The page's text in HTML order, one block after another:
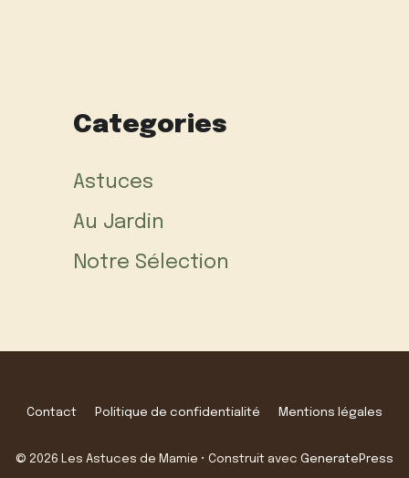
Categories
Astuces
Au Jardin
Notre Sélection
Contact Politique de confidentialité Mentions légales
© 2026 Les Astuces de Mamie • Construit avec GeneratePress